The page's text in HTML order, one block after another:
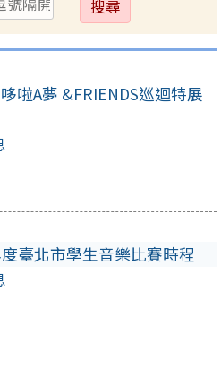
出
哆啦A夢 &FRIENDS巡迴特展
臺北市學生音樂比賽時程